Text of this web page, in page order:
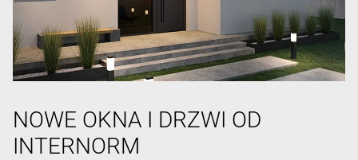
NOWE OKNA I DRZWI OD
INTERNORM